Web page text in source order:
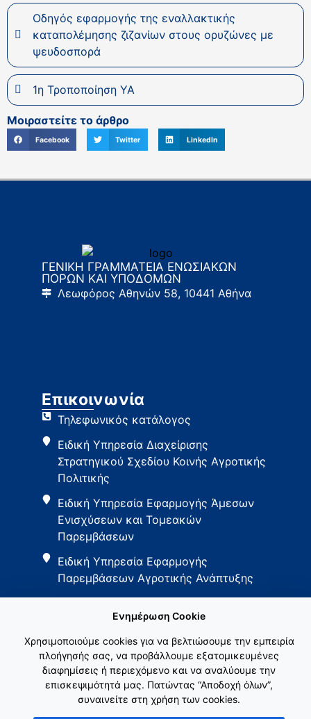
Οδηγός εφαρμογής της εναλλακτικής
καταπολέμησης ζιζανίων στους ορυζώνες με
ψευδοσπορά
1η Τροποποίηση ΥΑ
Μοιραστείτε το άρθρο
Facebook Twitter LinkedIn
ΓΕΝΙΚΗ ΓΡΑΜΜΑΤΕΙΑ ΕΝΩΣΙΑΚΩΝ
ΠΟΡΩΝ ΚΑΙ ΥΠΟΔΟΜΩΝ
Λεωφόρος Αθηνών 58, 10441 Αθήνα
Επικοινωνία
Τηλεφωνικός κατάλογος
Ειδική Υπηρεσία Διαχείρισης
Στρατηγικού Σχεδίου Κοινής Αγροτικής
Πολιτικής
Ειδική Υπηρεσία Εφαρμογής Άμεσων
Ενισχύσεων και Τομεακών
Παρεμβάσεων
Ειδική Υπηρεσία Εφαρμογής
Παρεμβάσεων Αγροτικής Ανάπτυξης
Εθνικό Δίκτυο ΚΑΠ
Ενημέρωση Cookie
Χρησιμοποιούμε cookies για να βελτιώσουμε την εμπειρία
πλοήγησής σας, να προβάλλουμε εξατομικευμένες
διαφημίσεις ή περιεχόμενο και να αναλύουμε την
επισκεψιμότητά μας. Πατώντας “Αποδοχή όλων”,
συναινείτε στη χρήση των cookies.